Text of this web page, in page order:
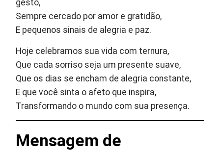
gesto,
Sempre cercado por amor e gratidão,
E pequenos sinais de alegria e paz.
Hoje celebramos sua vida com ternura,
Que cada sorriso seja um presente suave,
Que os dias se encham de alegria constante,
E que você sinta o afeto que inspira,
Transformando o mundo com sua presença.
Mensagem de